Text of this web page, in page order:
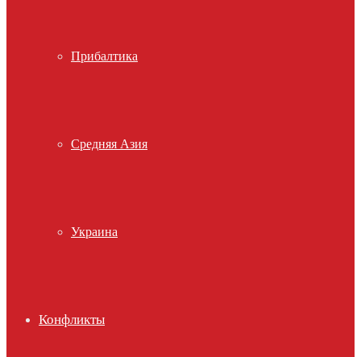
Прибалтика
Средняя Азия
Украина
Конфликты